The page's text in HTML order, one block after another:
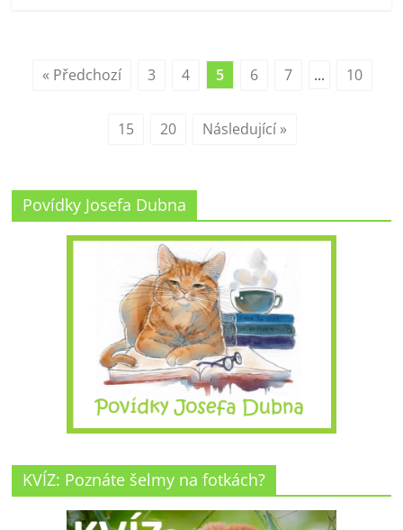
« Předchozí 3 4 5 6 7 ... 10
15 20 Následující »
Povídky Josefa Dubna
KVÍZ: Poznáte šelmy na fotkách?